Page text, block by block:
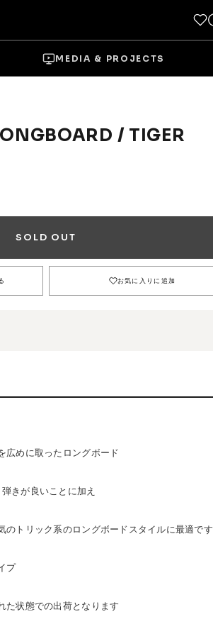
DANG SHADES oddCIRKUS
MEDIA & PROJECTS
/ TIGER
SOLD OUT
お気に入りに追加
広めに取ったロングボード
きが良いことに加え
のトリック系のロングボードスタイルに最適です
プ
た状態での出荷となります